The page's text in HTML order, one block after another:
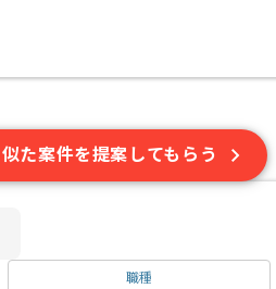
似た案件を提案してもらう
職種